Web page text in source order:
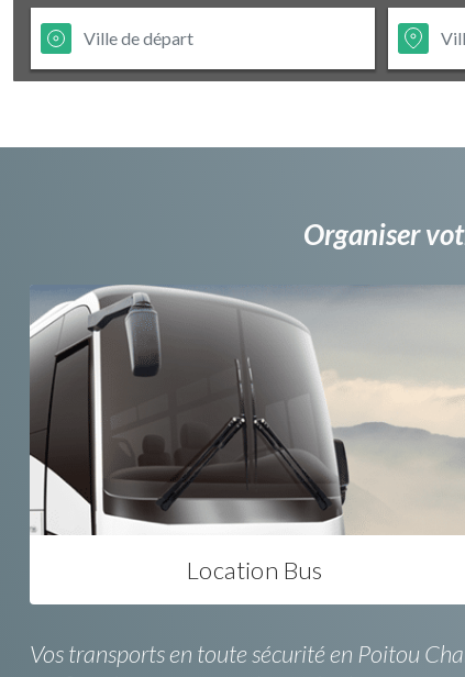
Organiser
Location Bus
Vos transports en toute sécurité en Poitou